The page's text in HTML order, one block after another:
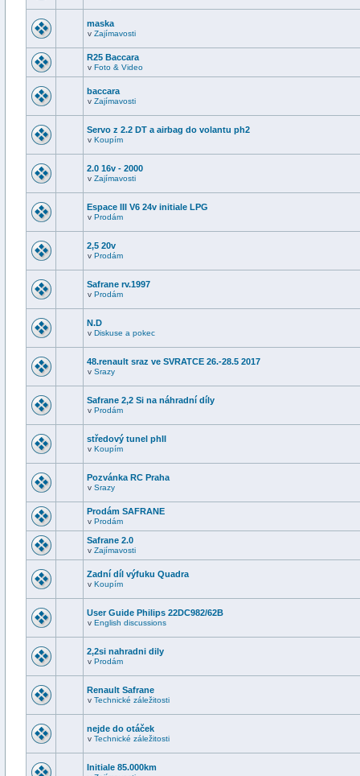
maska
v Zajímavosti
R25 Baccara
v Foto & Video
baccara
v Zajímavosti
Servo z 2.2 DT a airbag do volantu ph2
v Koupím
2.0 16v - 2000
v Zajímavosti
Espace III V6 24v initiale LPG
v Prodám
2,5 20v
v Prodám
Safrane rv.1997
v Prodám
N.D
v Diskuse a pokec
48.renault sraz ve SVRATCE 26.-28.5 2017
v Srazy
Safrane 2,2 Si na náhradní díly
v Prodám
středový tunel phII
v Koupím
Pozvánka RC Praha
v Srazy
Prodám SAFRANE
v Prodám
Safrane 2.0
v Zajímavosti
Zadní díl výfuku Quadra
v Koupím
User Guide Philips 22DC982/62B
v English discussions
2,2si nahradni dily
v Prodám
Renault Safrane
v Technické záležitosti
nejde do otáček
v Technické záležitosti
Initiale 85.000km